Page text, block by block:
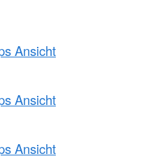
Ansicht
Ansicht
Ansicht